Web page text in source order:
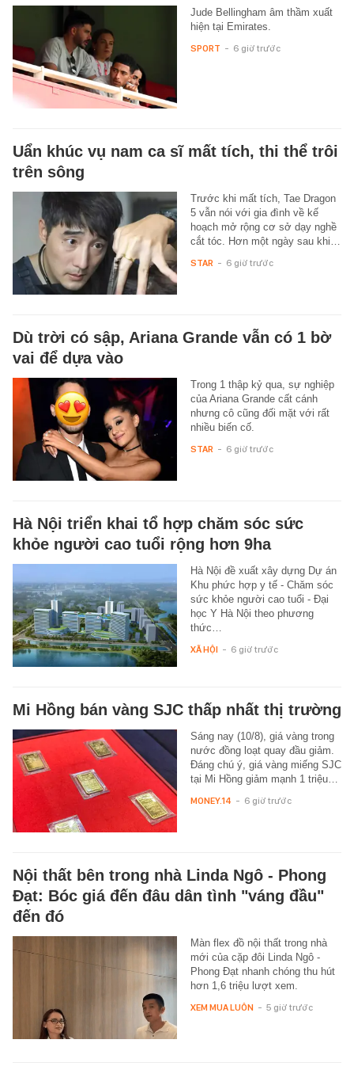
Jude Bellingham âm thầm xuất
hiện tại Emirates.
SPORT - 6 giờ trước
Uẩn khúc vụ nam ca sĩ mất tích, thi thể trôi
trên sông
Trước khi mất tích, Tae Dragon
5 vẫn nói với gia đình về kế
hoạch mở rộng cơ sở dạy nghề
cắt tóc. Hơn một ngày sau khi…
STAR - 6 giờ trước
Dù trời có sập, Ariana Grande vẫn có 1 bờ
vai để dựa vào
Trong 1 thập kỷ qua, sự nghiệp
của Ariana Grande cất cánh
nhưng cô cũng đối mặt với rất
nhiều biến cố.
STAR - 6 giờ trước
Hà Nội triển khai tổ hợp chăm sóc sức
khỏe người cao tuổi rộng hơn 9ha
Hà Nội đề xuất xây dựng Dự án
Khu phức hợp y tế - Chăm sóc
sức khỏe người cao tuổi - Đại
học Y Hà Nội theo phương
thức…
XÃ HỘI - 6 giờ trước
Mi Hồng bán vàng SJC thấp nhất thị trường
Sáng nay (10/8), giá vàng trong
nước đồng loạt quay đầu giảm.
Đáng chú ý, giá vàng miếng SJC
tại Mi Hồng giảm mạnh 1 triệu…
MONEY.14 - 6 giờ trước
Nội thất bên trong nhà Linda Ngô - Phong
Đạt: Bóc giá đến đâu dân tình "váng đầu"
đến đó
Màn flex đồ nội thất trong nhà
mới của cặp đôi Linda Ngô -
Phong Đạt nhanh chóng thu hút
hơn 1,6 triệu lượt xem.
XEM MUA LUÔN - 5 giờ trước